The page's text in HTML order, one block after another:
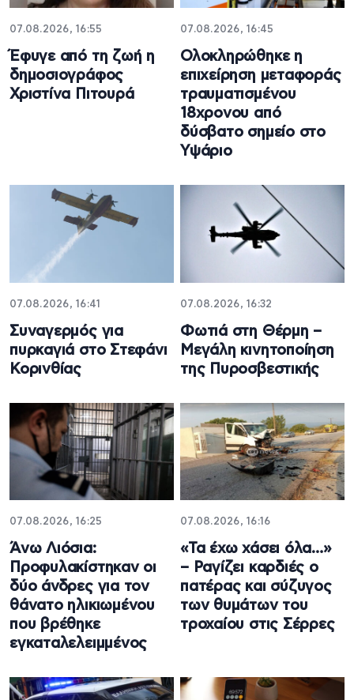
07.08.2026, 16:55
Έφυγε από τη ζωή η
δημοσιογράφος
Χριστίνα Πιτουρά
07.08.2026, 16:45
Ολοκληρώθηκε η
επιχείρηση μεταφοράς
τραυματισμένου
18χρονου από
δύσβατο σημείο στο
Υψάριο
07.08.2026, 16:41
Συναγερμός για
πυρκαγιά στο Στεφάνι
Κορινθίας
07.08.2026, 16:32
Φωτιά στη Θέρμη –
Μεγάλη κινητοποίηση
της Πυροσβεστικής
07.08.2026, 16:25
Άνω Λιόσια:
Προφυλακίστηκαν οι
δύο άνδρες για τον
θάνατο ηλικιωμένου
που βρέθηκε
εγκαταλελειμμένος
07.08.2026, 16:16
«Τα έχω χάσει όλα…»
– Ραγίζει καρδιές ο
πατέρας και σύζυγος
των θυμάτων του
τροχαίου στις Σέρρες